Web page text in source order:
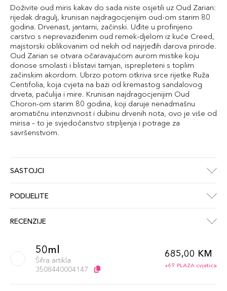
Doživite oud miris kakav do sada niste osjetili uz Oud Zarian:
rijedak dragulj, krunisan najdragocjenijim oud-om starim 80
godina. Drvenast, jantarni, začinski. Uđite u profinjeno
carstvo s neprevaziđenim oud remek-djelom iz kuće Creed,
majstorski oblikovanim od nekih od najrjeđih darova prirode.
Oud Zarian se otvara očaravajućom aurom mistike koju
donose smolasti i blistavi tamjan, isprepleteni s toplim
začinskim akordom. Ubrzo potom otkriva srce rijetke Ruža
Centifolia, koja cvjeta na bazi od kremastog sandalovog
drveta, pačulija i mire. Krunisan najdragocjenijim Oud
Choron-om starim 80 godina, koji daruje nenadmašnu
aromatičnu intenzivnost i dubinu drvenih nota, ovo je više od
mirisa – to je svjedočanstvo strpljenja i potrage za
savršenstvom.
SASTOJCI
PODIJELITE
RECENZIJE
50ml
Šifra artikla
3508440004147
685,00 KM
+69 PLAZA cvjetića